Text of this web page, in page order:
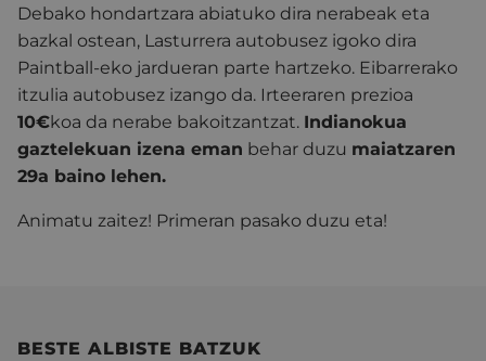
Debako hondartzara abiatuko dira nerabeak eta
bazkal ostean, Lasturrera autobusez igoko dira
Paintball-eko jardueran parte hartzeko. Eibarrerako
itzulia autobusez izango da. Irteeraren prezioa
10€koa da nerabe bakoitzantzat. Indianokua
gaztelekuan izena eman behar duzu maiatzaren
29a baino lehen.
Animatu zaitez! Primeran pasako duzu eta!
BESTE ALBISTE BATZUK